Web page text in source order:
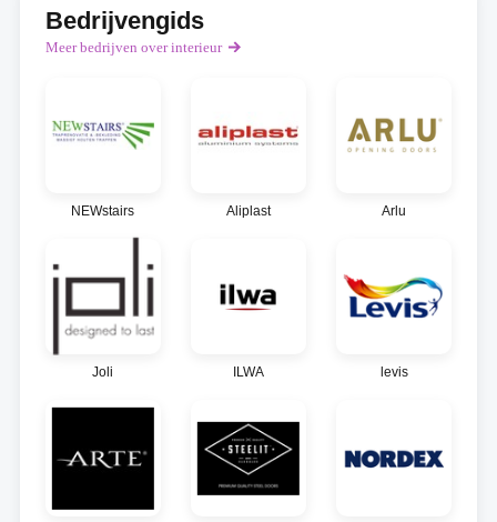
Bedrijvengids
Meer bedrijven over interieur
NEWstairs Aliplast Arlu
Joli ILWA levis